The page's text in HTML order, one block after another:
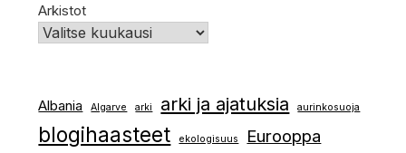
Arkistot
Albania Algarve arki arki ja ajatuksia aurinkosuoja
blogihaasteet ekologisuus Eurooppa